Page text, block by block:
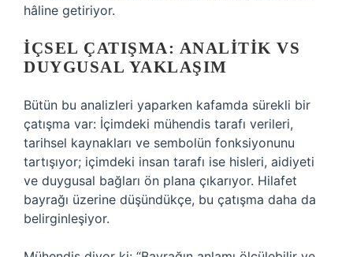
hâline getiriyor.
İÇSEL ÇATIŞMA: ANALITIK VS
DUYGUSAL YAKLAŞIM
Bütün bu analizleri yaparken kafamda sürekli bir
çatışma var: İçimdeki mühendis tarafı verileri,
tarihsel kaynakları ve sembolün fonksiyonunu
tartışıyor; içimdeki insan tarafı ise hisleri, aidiyeti
ve duygusal bağları ön plana çıkarıyor. Hilafet
bayrağı üzerine düşündükçe, bu çatışma daha da
belirginleşiyor.